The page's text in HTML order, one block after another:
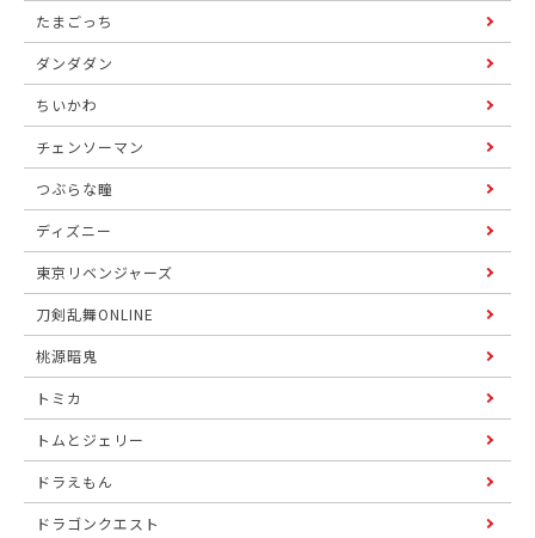
たまごっち
ダンダダン
ちいかわ
チェンソーマン
つぶらな瞳
ディズニー
東京リベンジャーズ
刀剣乱舞ONLINE
桃源暗鬼
トミカ
トムとジェリー
ドラえもん
ドラゴンクエスト